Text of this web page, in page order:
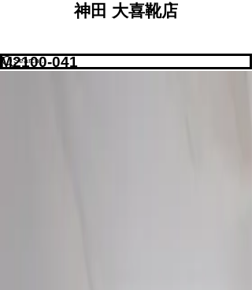
神田 大喜靴店
M2100-041